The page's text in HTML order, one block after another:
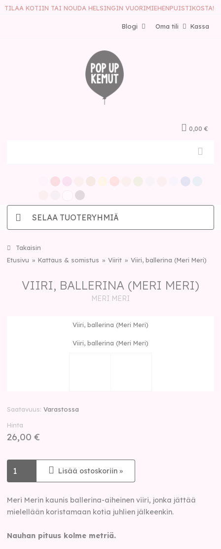
TILAA KOTIIN TAI NOUDA HELSINGIN VUORIMIEHENPUISTIKOSTA!
Kassa
Oma tili
Blogi
0,00 €
SELAA TUOTERYHMIÄ
Takaisin
Etusivu
Kattaus & somistus Viirit Viiri, ballerina (Meri Meri)
VIIRI, BALLERINA (MERI MERI)
MERI MERI
Viiri, ballerina (Meri Meri)
Viiri, ballerina (Meri Meri)
Saatavuus Varastossa
Hinta
26,00 €
Lisää ostoskoriin »
Meri Merin kaunis ballerina-aiheinen viiri, jonka jättää
mielellään koristamaan kotia juhlien jälkeenkin.
Nauhan pituus kolme metriä.